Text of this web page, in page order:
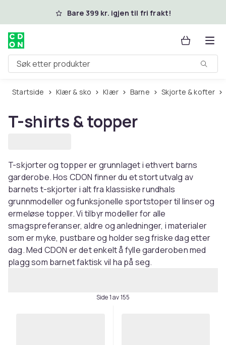
Hopp til hovedinnholdBare 399 kr. igjen til fri frakt!
Søk etter produkter
Startside Klær & sko Klær Barne Skjorte & kofter
T-shirts & topper
T-skjorter og topper er grunnlaget i ethvert barns
garderobe. Hos CDON finner du et stort utvalg av
barnets t-skjorter i alt fra klassiske rundhals
grunnmodeller og funksjonelle sportstoper til linser og
ermeløse topper. Vi tilbyr modeller for alle
smagspreferanser, aldre og anledninger, i materialer
som er myke, pustbare og holder seg friske dag etter
dag. Med CDON er det enkelt å fylle garderoben med
plagg som barnet faktisk vil ha på seg.
Side 1 av 155